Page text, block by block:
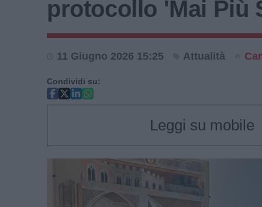
protocollo 'Mai Più
11 Giugno 2026 15:25 Attualità
Condividi su:
Leggi su mobile